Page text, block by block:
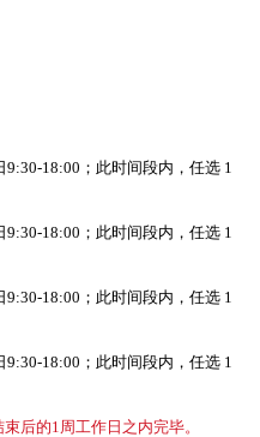
18:00；此时间段内，任选 1
18:00；此时间段内，任选 1
18:00；此时间段内，任选 1
18:00；此时间段内，任选 1
后的1周工作日之内完毕。